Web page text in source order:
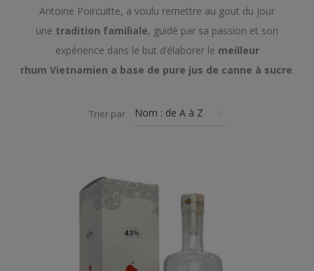
Antoine Poircuitte, a voulu remettre au gout du jour
une tradition familiale, guidé par sa passion et son
expérience dans le but d’élaborer le meilleur
rhum Vietnamien a base de pure jus de canne à sucre.
Trier par